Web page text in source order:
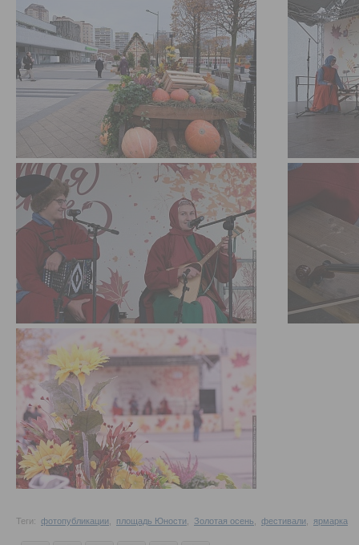
Теги: фотопубликации площадь Юности Золотая осень фестивали ярмарка